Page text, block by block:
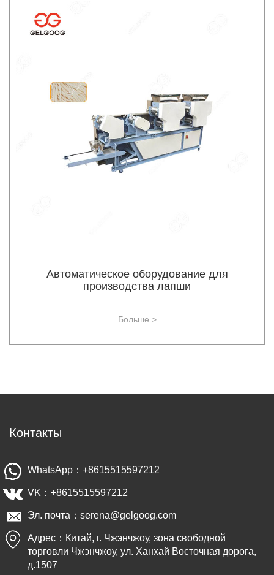
Автоматическое оборудование для
производства лапши
Больше >
Контакты
WhatsApp：+8615515597212
VK：+8615515597212
Эл. почта：serena@gelgoog.com
Адрес：Китай, г. Чжэнчжоу, зона свободной
торговли Чжэнчжоу, ул. Ханхай Восточная дорога,
д.1507